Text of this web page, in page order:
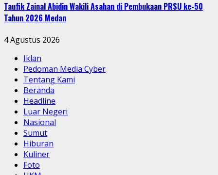
Taufik Zainal Abidin Wakili Asahan di Pembukaan PRSU ke-50
Tahun 2026 Medan
4 Agustus 2026
Iklan
Pedoman Media Cyber
Tentang Kami
Beranda
Headline
Luar Negeri
Nasional
Sumut
Hiburan
Kuliner
Foto